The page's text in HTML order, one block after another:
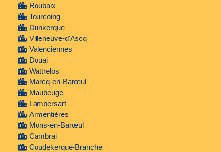
Roubaix
Tourcoing
Dunkerque
Villeneuve-d'Ascq
Valenciennes
Douai
Wattrelos
Marcq-en-Barœul
Maubeuge
Lambersart
Armentières
Mons-en-Barœul
Cambrai
Coudekerque-Branche